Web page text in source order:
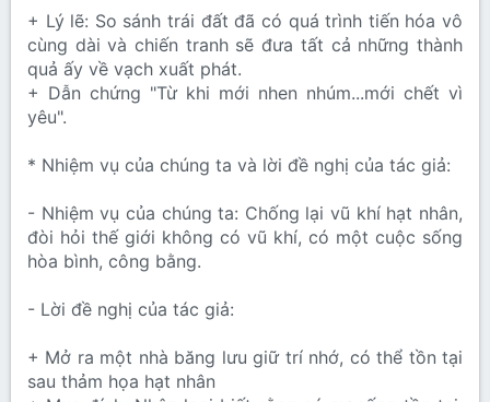
+ Lý lẽ: So sánh trái đất đã có quá trình tiến hóa vô
cùng dài và chiến tranh sẽ đưa tất cả những thành
quả ấy về vạch xuất phát.
+ Dẫn chứng "Từ khi mới nhen nhúm...mới chết vì
yêu".
* Nhiệm vụ của chúng ta và lời đề nghị của tác giả:
- Nhiệm vụ của chúng ta: Chống lại vũ khí hạt nhân,
đòi hỏi thế giới không có vũ khí, có một cuộc sống
hòa bình, công bằng.
- Lời đề nghị của tác giả:
+ Mở ra một nhà băng lưu giữ trí nhớ, có thể tồn tại
sau thảm họa hạt nhân